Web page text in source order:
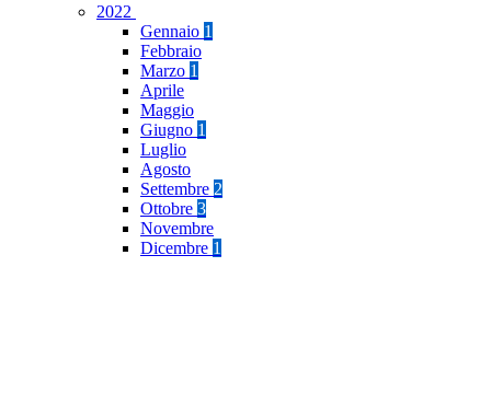
2022
Gennaio 1
Febbraio
Marzo 1
Aprile
Maggio
Giugno 1
Luglio
Agosto
Settembre 2
Ottobre 3
Novembre
Dicembre 1